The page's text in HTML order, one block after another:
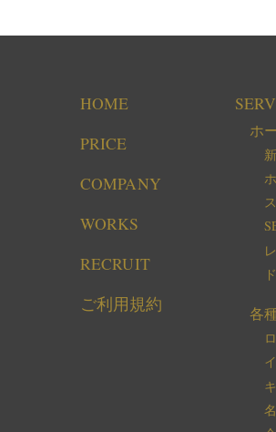
HOME
ホ
各
PRICE
COMPANY
WORKS
RECRUIT
ご利用規約